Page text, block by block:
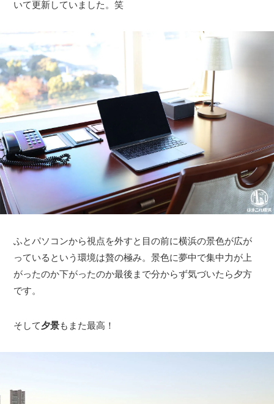
いて更新していました。笑
ふとパソコンから視点を外すと目の前に横浜の景色が広が
っているという環境は贅の極み。景色に夢中で集中力が上
がったのか下がったのか最後まで分からず気づいたら夕方
です。
そして夕景もまた最高！